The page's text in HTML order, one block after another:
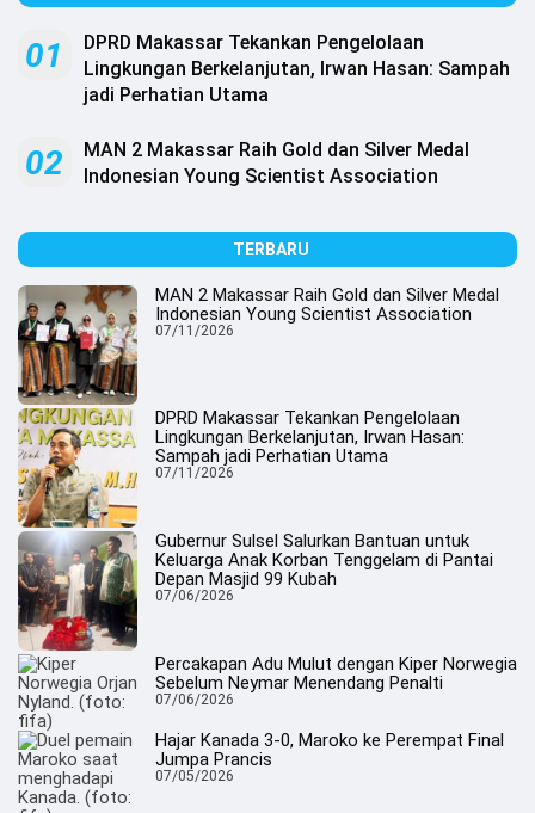
01
DPRD Makassar Tekankan Pengelolaan
Lingkungan Berkelanjutan, Irwan Hasan: Sampah
jadi Perhatian Utama
02
MAN 2 Makassar Raih Gold dan Silver Medal
Indonesian Young Scientist Association
TERBARU
MAN 2 Makassar Raih Gold dan Silver Medal
Indonesian Young Scientist Association
07/11/2026
DPRD Makassar Tekankan Pengelolaan
Lingkungan Berkelanjutan, Irwan Hasan:
Sampah jadi Perhatian Utama
07/11/2026
Gubernur Sulsel Salurkan Bantuan untuk
Keluarga Anak Korban Tenggelam di Pantai
Depan Masjid 99 Kubah
07/06/2026
Percakapan Adu Mulut dengan Kiper Norwegia
Sebelum Neymar Menendang Penalti
07/06/2026
Hajar Kanada 3-0, Maroko ke Perempat Final
Jumpa Prancis
07/05/2026